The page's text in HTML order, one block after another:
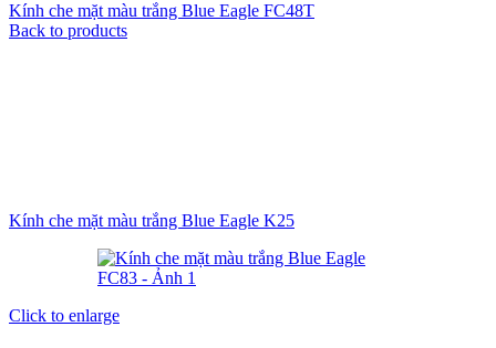
Kính che mặt màu trắng Blue Eagle FC48T
Back to products
Kính che mặt màu trắng Blue Eagle K25
Click to enlarge